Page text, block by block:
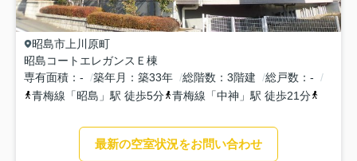
昭島市 上川原町
昭島コートエレガンスＥ棟
専有面積
- 築年月 築33年 総階数 3階建 総戸数
-
青梅線 「昭島 」駅 徒歩5分 青梅線 「中神 」駅 徒歩21分
最新の空室状況をお問い合わせ